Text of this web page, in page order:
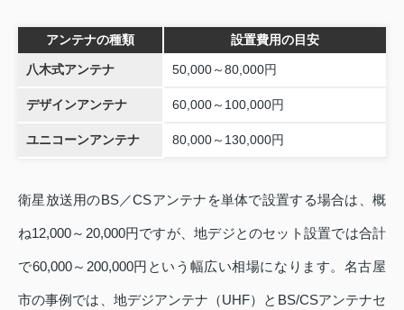
アンテナの種類 設置費用の目安
八木式アンテナ 50,000～80,000円
デザインアンテナ 60,000～100,000円
ユニコーンアンテナ 80,000～130,000円
衛星放送用のBS／CSアンテナを単体で設置する場合は、概
ね12,000～20,000円ですが、地デジとのセット設置では合計
で60,000～200,000円という幅広い相場になります。名古屋
市の事例では、地デジアンテナ（UHF）とBS/CSアンテナセ